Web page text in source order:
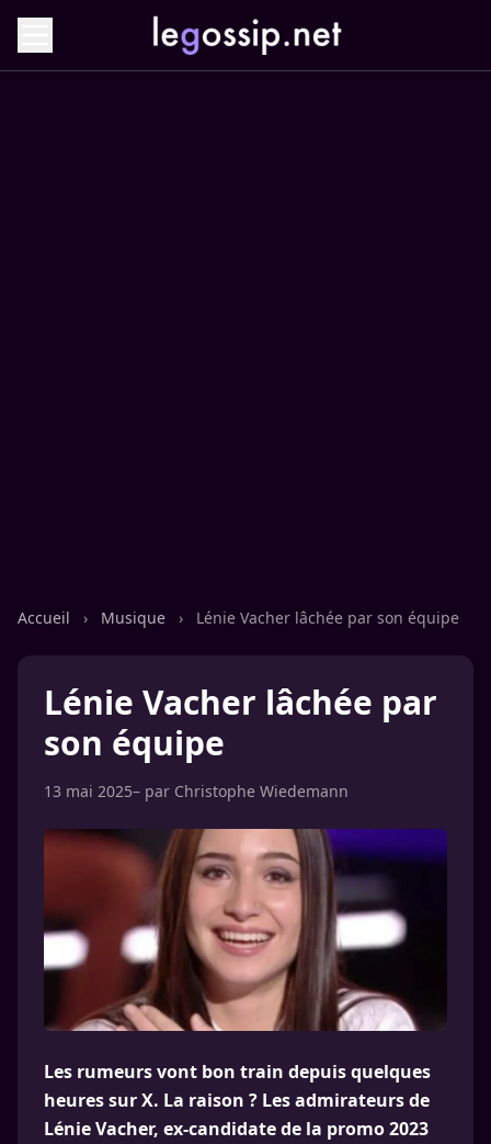
Accueil › Musique › Lénie Vacher lâchée par son équipe
Lénie Vacher lâchée par
son équipe
13 mai 2025– par Christophe Wiedemann
Les rumeurs vont bon train depuis quelques
heures sur X. La raison ? Les admirateurs de
Lénie Vacher, ex-candidate de la promo 2023